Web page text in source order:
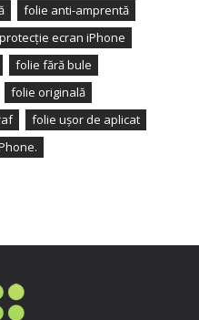
folie anti-amprentă
protecție ecran iPhone
folie fără bule
folie originală
folie ușor de aplicat